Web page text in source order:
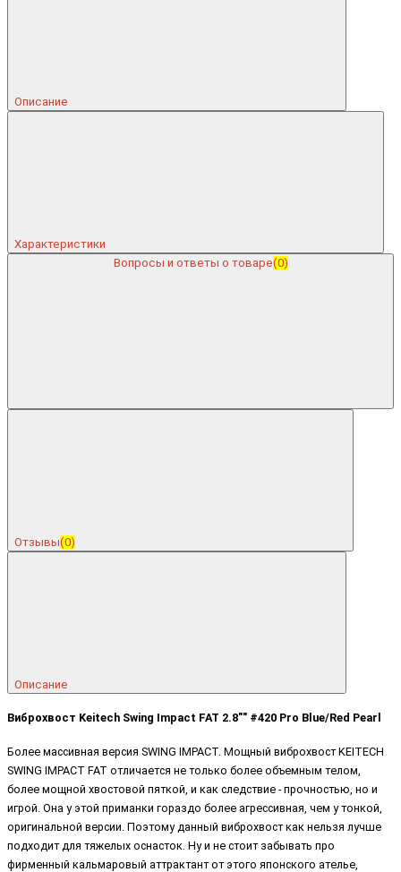
Описание
Характеристики
Вопросы и ответы о товаре(0)
Отзывы(0)
Описание
Виброхвост Keitech Swing Impact FAT 2.8"" #420 Pro Blue/Red Pearl
Более массивная версия SWING IMPACT. Мощный виброхвост KEITECH
SWING IMPACT FAT отличается не только более объемным телом,
более мощной хвостовой пяткой, и как следствие - прочностью, но и
игрой. Она у этой приманки гораздо более агрессивная, чем у тонкой,
оригинальной версии. Поэтому данный виброхвост как нельзя лучше
подходит для тяжелых оснасток. Ну и не стоит забывать про
фирменный кальмаровый аттрактант от этого японского ателье,